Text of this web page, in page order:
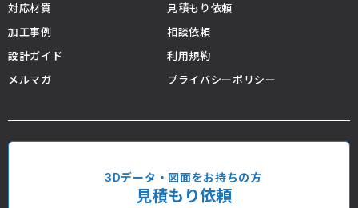
対応材質
加工事例
設計ガイド
メルマガ
見積もり依頼
相談依頼
利用規約
プライバシーポリシー
3Dデータ・図面をお持ちの方
見積もり依頼